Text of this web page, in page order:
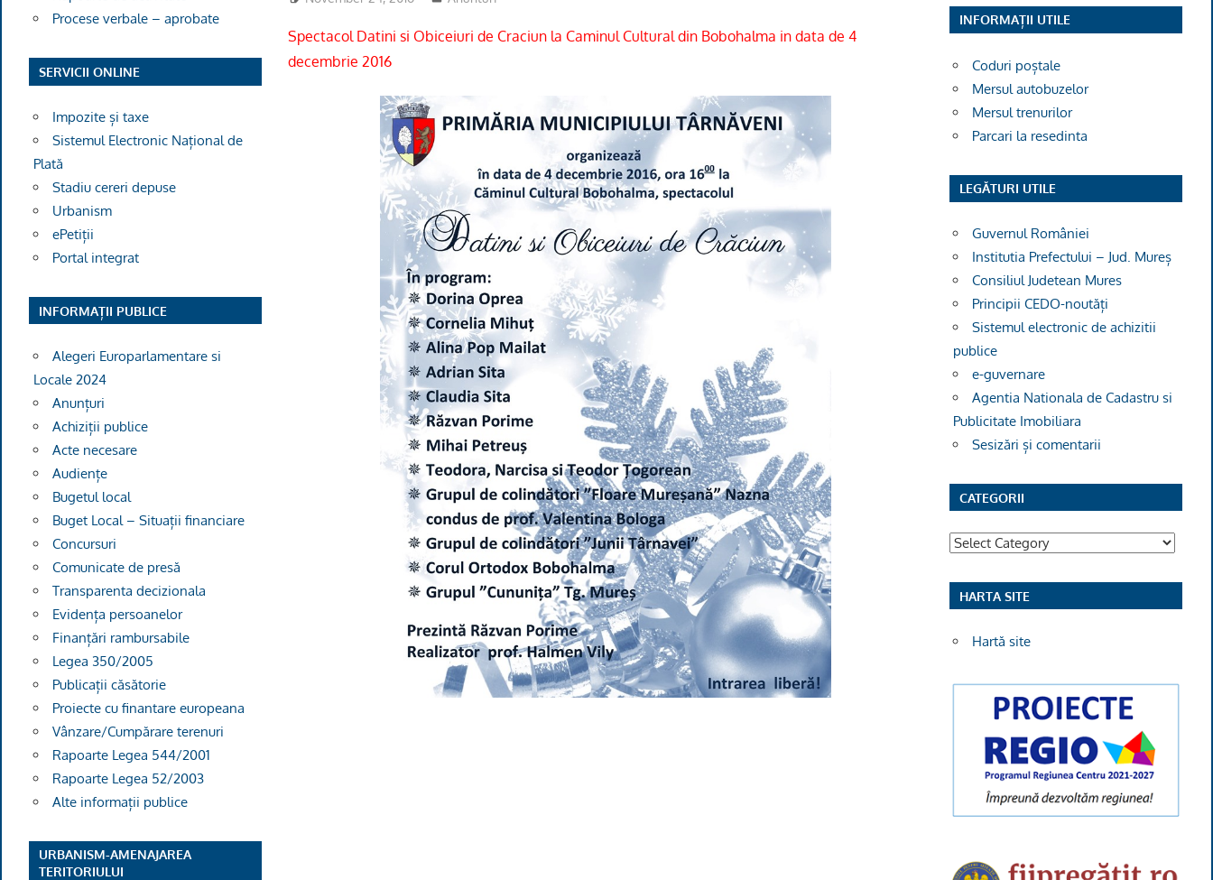
Spectacol Datini si Obiceiuri de Craciun la Caminul Cultural din Bobohalma in data de 4
decembrie 2016
Procese verbale – aprobate
SERVICII ONLINE
Impozite și taxe
Sistemul Electronic Național de
Plată
Stadiu cereri depuse
Urbanism
ePetiții
Portal integrat
INFORMAȚII PUBLICE
Alegeri Europarlamentare si
Locale 2024
Anunțuri
Achiziții publice
Acte necesare
Audiențe
Bugetul local
Buget Local – Situații financiare
Concursuri
Comunicate de presă
Transparenta decizionala
Evidența persoanelor
Finanțări rambursabile
Legea 350/2005
Publicații căsătorie
Proiecte cu finantare europeana
Vânzare/Cumpărare terenuri
Rapoarte Legea 544/2001
Rapoarte Legea 52/2003
Alte informații publice
URBANISM-AMENAJAREA
TERITORIULUI
INFORMAȚII UTILE
Coduri poștale
Mersul autobuzelor
Mersul trenurilor
Parcari la resedinta
LEGĂTURI UTILE
Guvernul României
Institutia Prefectului – Jud. Mureș
Consiliul Judetean Mures
Principii CEDO-noutăți
Sistemul electronic de achizitii
publice
e-guvernare
Agentia Nationala de Cadastru si
Publicitate Imobiliara
Sesizări și comentarii
CATEGORII
Categorii
HARTA SITE
Hartă site